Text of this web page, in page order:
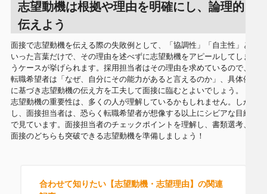
志望動機は根拠や理由を明確にし、論理的に
伝えよう
面接で志望動機を伝える際の失敗例として、「協調性」「自主性」と
いった言葉だけで、その理由を述べずに志望動機をアピールしてしま
うケースが挙げられます。採用担当者はその理由を求めているので、
転職希望者は「なぜ、自分にその能力があると言えるのか」、具体例
に基づき志望動機の伝え方を工夫して面接に臨むとよいでしょう。
志望動機の重要性は、多くの人が理解しているかもしれません。しか
し、面接担当者は、恐らく転職希望者が想像する以上にシビアな目線
で見ています。面接担当者のチェックポイントを理解し、書類選考、
面接のどちらも突破できる志望動機を準備しましょう！
合わせて知りたい【志望動機・志望理由】の関連